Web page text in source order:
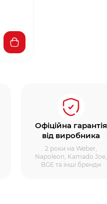
Офіційна гарантія
від виробника
2 роки на Weber,
Napoleon, Kamado Joe,
BGE та інші бренди